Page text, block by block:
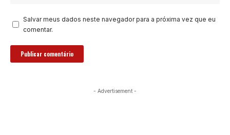
Salvar meus dados neste navegador para a próxima vez que eu
comentar.
- Advertisement -